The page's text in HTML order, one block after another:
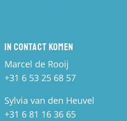
In contact komen
Marcel de Rooij
+31 6 53 25 68 57
Sylvia van den Heuvel
+31 6 81 16 36 65